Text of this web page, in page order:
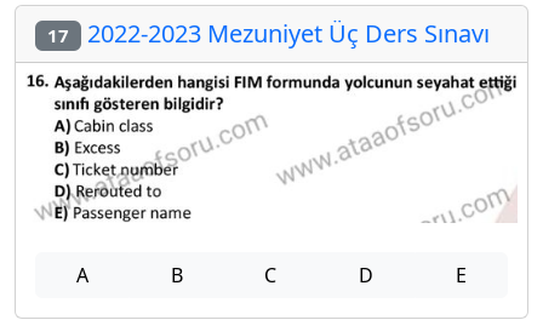
17 2022-2023 Mezuniyet Üç Ders Sınavı
A B C D E